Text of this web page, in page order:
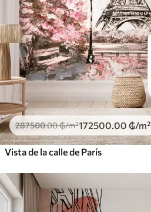
287500.00₲/m²172500.00 ₲/m²
Vista de la calle de París